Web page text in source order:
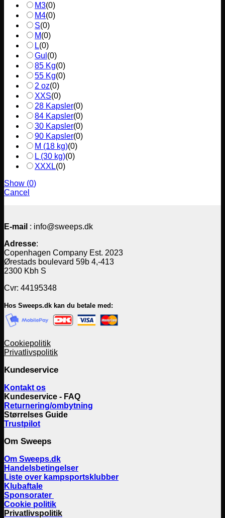
M3(0)
M4(0)
S(0)
M(0)
L(0)
Gul (0)
85 Kg(0)
55 Kg(0)
2 oz(0)
XXS(0)
28 Kapsler(0)
84 Kapsler(0)
30 Kapsler(0)
90 Kapsler(0)
M (18 kg)(0)
L (30 kg)(0)
XXXL(0)
Show (0)
Cancel
E-mail : info@sweeps.dk
Adresse:
Copenhagen Company Est. 2023
Ørestads boulevard 59b 4,-413
2300 Kbh S
Cvr: 44195348
Hos Sweeps.dk kan du betale med:
Cookiepolitik
Privatlivspolitik
Kundeservice
Kontakt os
Kundeservice - FAQ
Returnering/ombytning
Størrelses Guide
Trustpilot
Om Sweeps
Om Sweeps.dk
Handelsbetingelser
Liste over kampsportsklubber
Klubaftale
Sponsorater
Cookie politik
Privatlivspolitik